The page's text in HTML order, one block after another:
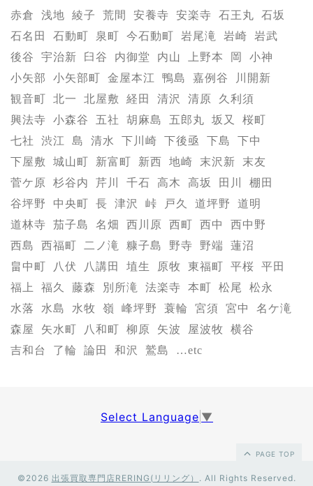
赤倉 浅地 綾子 荒間 安養寺 安楽寺 石王丸
石坂
石名田
石動町 泉町 今石動町 岩尾滝 岩崎
岩武
後谷
宇治新 臼谷 内御堂 内山 上野本 岡
小神
小矢部
小矢部町 金屋本江 鴨島 嘉例谷
川開新
観音町
北一 北屋敷 経田 清沢 清原
久利須
興法寺
小森谷 五社 胡麻島 五郎丸 坂又
桜町
七社
渋江 島 清水 下川崎 下後亟 下島
下中
下屋敷
城山町 新富町 新西 地崎 末沢新
末友
菅ケ原
杉谷内 芹川 千石 高木 高坂 田川
棚田
谷坪野
中央町 長 津沢 峠 戸久 道坪野
道明
道林寺
茄子島 名畑 西川原 西町 西中
西中野
西島
西福町 二ノ滝 糠子島 野寺 野端
蓮沼
畠中町
八伏 八講田 埴生 原牧 東福町 平桜
平田
福上
福久 藤森 別所滝 法楽寺 本町 松尾
松永
水落
水島 水牧 嶺 峰坪野 蓑輪 宮須 宮中
名ケ滝
森屋
矢水町 八和町 柳原 矢波 屋波牧
横谷
吉和台
了輪 論田 和沢 鷲島 …etc
Select Language ▼
PAGE TOP
©2026 出張買取専門店RERING(リリング） . All Rights Reserved.